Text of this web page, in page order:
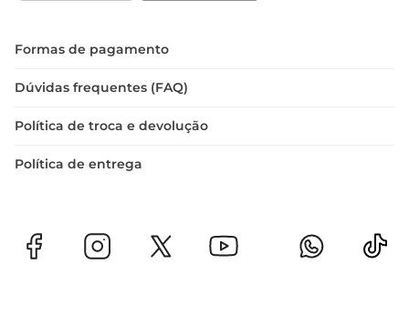
Formas de pagamento
Dúvidas frequentes (FAQ)
Política de troca e devolução
Política de entrega